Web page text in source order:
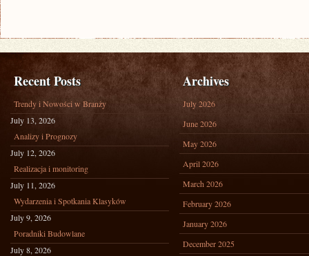
Recent Posts
Trendy i Nowości w Branży
July 13, 2026
Analizy i Prognozy
July 12, 2026
Realizacja i monitoring
July 11, 2026
Wydarzenia i Spotkania Klasyków
July 9, 2026
Poradniki Budowlane
July 8, 2026
Archives
July 2026
June 2026
May 2026
April 2026
March 2026
February 2026
January 2026
December 2025